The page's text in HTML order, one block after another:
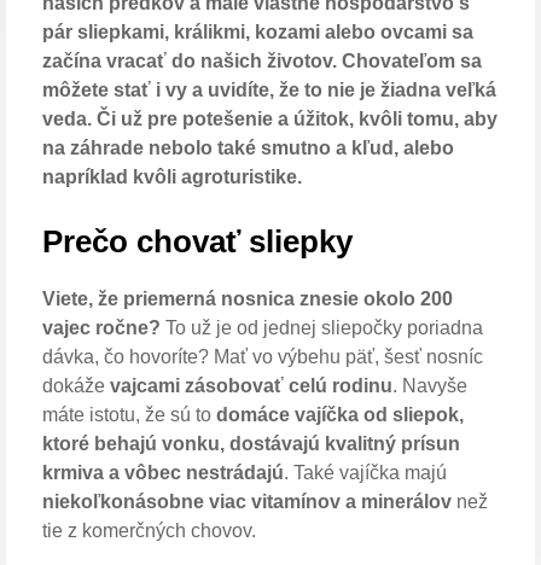
pár sliepkami, králikmi, kozami alebo ovcami sa
začína vracať do našich životov. Chovateľom sa
môžete stať i vy a uvidíte, že to nie je žiadna veľká
veda. Či už pre potešenie a úžitok, kvôli tomu, aby
na záhrade nebolo také smutno a kľud, alebo
napríklad kvôli agroturistike.
Prečo chovať sliepky
Viete, že priemerná nosnica znesie okolo 200
vajec ročne? To už je od jednej sliepočky poriadna
dávka, čo hovoríte? Mať vo výbehu päť, šesť nosníc
dokáže vajcami zásobovať celú rodinu. Navyše
máte istotu, že sú to domáce vajíčka od sliepok,
ktoré behajú vonku, dostávajú kvalitný prísun
krmiva a vôbec nestrádajú. Také vajíčka majú
niekoľkonásobne viac vitamínov a minerálov než
tie z komerčných chovov.